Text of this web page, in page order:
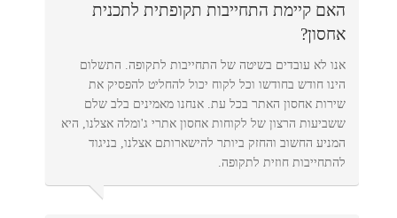
האם קיימת התחייבות תקופתית לתכנית
אחסון?
אנו לא עובדים בשיטה של התחייבות לתקופה. התשלום
הינו חודש בחודשו וכל לקוח יכול להחליט להפסיק את
שירות אחסון האתר בכל עת. אנחנו מאמינים בלב שלם
ששביעות הרצון של לקוחות אחסון אתרי ג'ומלה אצלנו, היא
המניע החשוב והחזק ביותר להישארותם אצלנו, בניגוד
להתחייבות חוזית לתקופה.